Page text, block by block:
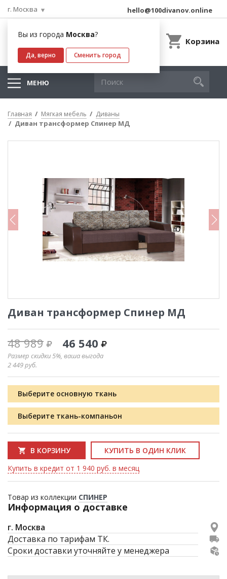
г. Москва
Вы из города Москва?
Да, верно Сменить город
hello@100divanov.online
Корзина
МЕНЮ
Главная Мягкая мебель Диваны
Диван трансформер Спинер МД
Диван трансформер Спинер МД
48 989 46 540
Размер скидки 5%, ваша выгода
2 449руб.
Выберите основную ткань
Выберите ткань-компаньон
В КОРЗИНУ
КУПИТЬ В ОДИН КЛИК
Купить в кредит от 1 940 руб. в месяц
Товар из коллекции СПИНЕР
Информация о доставке
г. Москва
Доставка по тарифам ТК.
Сроки доставки уточняйте у менеджера